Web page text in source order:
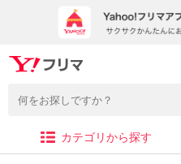
カテゴリから探す